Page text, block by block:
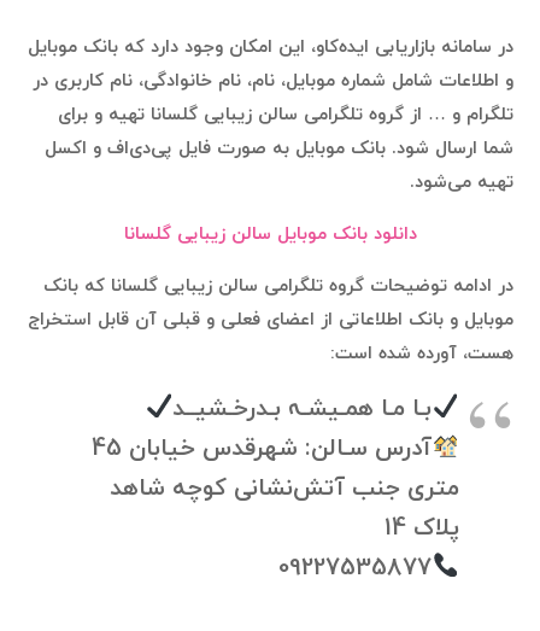
در سامانه بازاریابی ایده‌کاو، این امکان وجود دارد که بانک موبایل
و اطلاعات شامل شماره موبایل، نام، نام خانوادگی، نام کاربری در
تلگرام و … از گروه تلگرامی سالن زیبایی گلسانا تهیه و برای
شما ارسال شود. بانک موبایل به صورت فایل پی‌دی‌اف و اکسل
تهیه می‌شود.
دانلود بانک موبایل سالن زیبایی گلسانا
در ادامه توضیحات گروه تلگرامی سالن زیبایی گلسانا که بانک
موبایل و بانک اطلاعاتی از اعضای فعلی و قبلی آن قابل استخراج
هست، آورده شده است:
بـا مـا همـیشـہ بـدرخـشیــد
آدرس سـالن: شهرقدس خیابان 45
متری جنب آتش‌نشانی کوچه شاهد
پلاک 14
09227535877